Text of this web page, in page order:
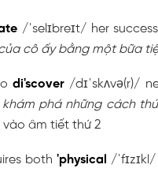
/ˈselɪbreɪt/ her
cô ấy bằng một bữa
di'scover/dɪˈskʌvə(r)/
khám phá những cách
vào âm tiết thứ 2
both'physical /